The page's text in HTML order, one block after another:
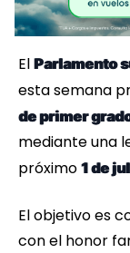
El Parlamento
esta semana
de primer
mediante una
próximo 1 de
El objetivo es
con el honor